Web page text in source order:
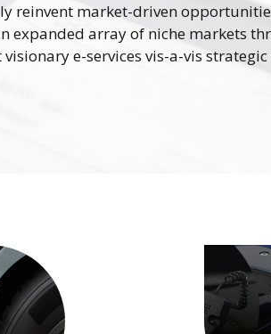
reinvent market-driven
expanded array of niche markets
e-services vis-a-vis